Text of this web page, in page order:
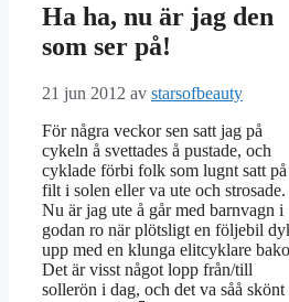
Ha ha, nu är jag den
som ser på!
21 jun 2012 av starsofbeauty
För några veckor sen satt jag på
cykeln å svettades å pustade, och
cyklade förbi folk som lugnt satt på
filt i solen eller va ute och strosade.
Nu är jag ute å går med barnvagn i
godan ro när plötsligt en följebil
upp med en klunga elitcyklare
Det är visst något lopp från/till
sollerön i dag, och det va såå skönt